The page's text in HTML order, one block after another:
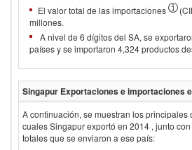
El valor total de las importaciones
millones.
A nivel de 6 dígitos del SA, se
países y se importaron 4,324 productos
Singapur Exportaciones e importaciones
A continuación, se muestran los principales
cualesSingapurexportó en 2014 , junto
totales que se enviaron a ese país: